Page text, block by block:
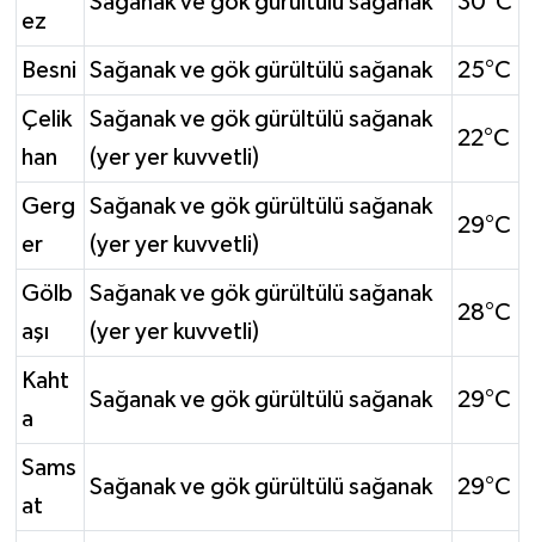
ez
Besni Sağanak ve gök gürültülü sağanak 25°C
Çelik
han
Sağanak ve gök gürültülü sağanak
(yer yer kuvvetli)
22°C
Gerg
er
Sağanak ve gök gürültülü sağanak
(yer yer kuvvetli)
29°C
Gölb
aşı
Sağanak ve gök gürültülü sağanak
(yer yer kuvvetli)
28°C
Kaht
a
Sağanak ve gök gürültülü sağanak 29°C
Sams
at
Sağanak ve gök gürültülü sağanak 29°C